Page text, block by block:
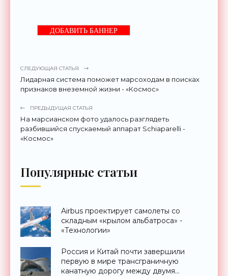
ДОБАВИТЬ БАННЕР
СЛЕДУЮЩАЯ СТАТЬЯ
Лидарная система поможет марсоходам в поисках
признаков внеземной жизни - «Космос»
ПРЕДЫДУЩАЯ СТАТЬЯ
На марсианском фото удалось разглядеть
разбившийся спускаемый аппарат Schiaparelli -
«Космос»
Популярные статьи
Airbus проектирует самолеты со
складным «крылом альбатроса» -
«Технологии»
Россия и Китай почти завершили
первую в мире трансграничную
канатную дорогу между двумя